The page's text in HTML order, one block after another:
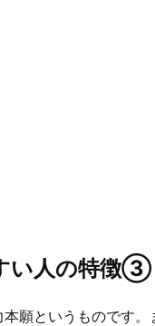
い人の特徴③
願というものです